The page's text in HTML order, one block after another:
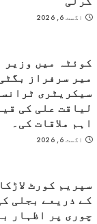
اگست 6, 2026
کوئٹہ میں وزیر
میر سرفراز
سیکریٹری
لیاقت علی کی
اہم ملاقات کی۔
اگست 6, 2026
سپریم کورٹ
کے ذریعے بجلی
چوری پر اظہار